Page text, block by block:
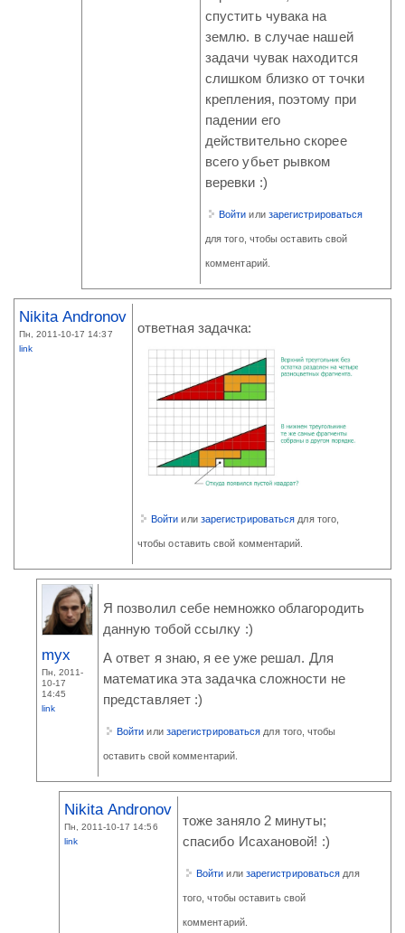
спустить чувака на
землю. в случае нашей
задачи чувак находится
слишком близко от точки
крепления, поэтому при
падении его
действительно скорее
всего убьет рывком
веревки :)
Войти или зарегистрироваться
для того, чтобы оставить свой
комментарий.
Nikita Andronov
Пн, 2011-10-17 14:37
link
ответная задачка:
Войти или зарегистрироваться для того,
чтобы оставить свой комментарий.
myx
Пн, 2011-
10-17
14:45
link
Я позволил себе немножко облагородить
данную тобой ссылку :)
А ответ я знаю, я ее уже решал. Для
математика эта задачка сложности не
представляет :)
Войти или зарегистрироваться для того, чтобы
оставить свой комментарий.
Nikita Andronov
Пн, 2011-10-17 14:56
link
тоже заняло 2 минуты;
спасибо Исахановой! :)
Войти или зарегистрироваться для
того, чтобы оставить свой
комментарий.